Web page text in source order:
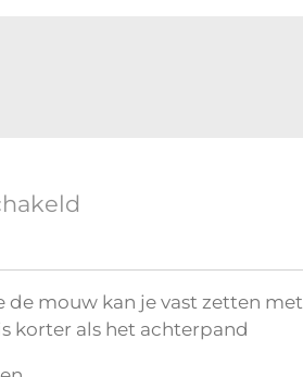
de mouw kan je vast zetten met
korter als het achterpand